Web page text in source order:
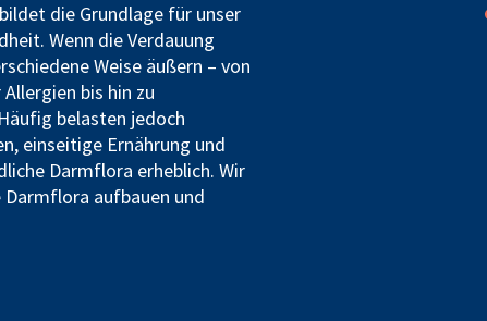
die Grundlage für unser
Wenn die Verdauung
Weise äußern – von
bis hin zu
belasten jedoch
einseitige Ernährung und
Darmflora erheblich. Wir
Darmflora aufbauen und